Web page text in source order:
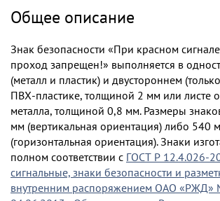
Общее описание
Знак безопасности «При красном
проход запрещен!» выполняется в
(металл и пластик) и двустороннем
ПВХ-пластике, толщиной 2 мм или листе
металла, толщиной 0,8 мм. Размеры
мм (вертикальная ориентация) либо 540
(горизонтальная ориентация). Знаки
полном соответствии с ГОСТ Р 12.4.026-
сигнальные, знаки безопасности и
внутренним распоряжением ОАО «РЖД»